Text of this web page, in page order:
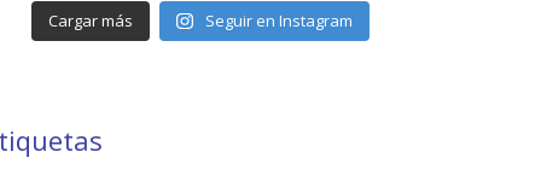
Cargar más Seguir en Instagram